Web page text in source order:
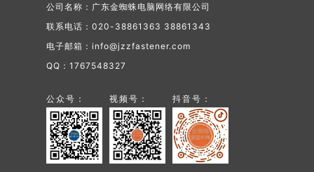
公司名称：广东金蜘蛛电脑网络有限公司
联系电话：020-38861363 38861343
电子邮箱：info@jzzfastener.com
QQ：1767548327
公众号： 视频号： 抖音号：